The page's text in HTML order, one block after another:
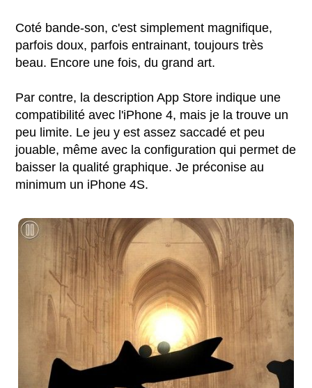
Coté bande-son, c'est simplement magnifique,
parfois doux, parfois entrainant, toujours très
beau. Encore une fois, du grand art.
Par contre, la description App Store indique une
compatibilité avec l'iPhone 4, mais je la trouve un
peu limite. Le jeu y est assez saccadé et peu
jouable, même avec la configuration qui permet de
baisser la qualité graphique. Je préconise au
minimum un iPhone 4S.